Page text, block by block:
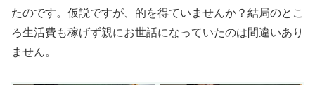
たのです。仮説ですが、的を得ていませんか？結局のとこ
ろ生活費も稼げず親にお世話になっていたのは間違いあり
ません。